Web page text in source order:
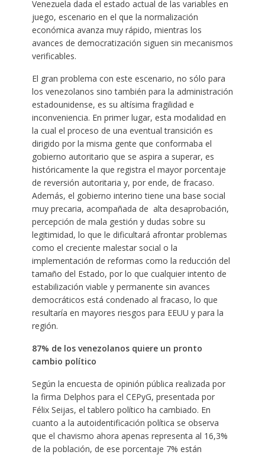
Venezuela dada el estado actual de las variables en
juego, escenario en el que la normalización
económica avanza muy rápido, mientras los
avances de democratización siguen sin mecanismos
verificables.
El gran problema con este escenario, no sólo para
los venezolanos sino también para la administración
estadounidense, es su altísima fragilidad e
inconveniencia. En primer lugar, esta modalidad en
la cual el proceso de una eventual transición es
dirigido por la misma gente que conformaba el
gobierno autoritario que se aspira a superar, es
históricamente la que registra el mayor porcentaje
de reversión autoritaria y, por ende, de fracaso.
Además, el gobierno interino tiene una base social
muy precaria, acompañada de alta desaprobación,
percepción de mala gestión y dudas sobre su
legitimidad, lo que le dificultará afrontar problemas
como el creciente malestar social o la
implementación de reformas como la reducción del
tamaño del Estado, por lo que cualquier intento de
estabilización viable y permanente sin avances
democráticos está condenado al fracaso, lo que
resultaría en mayores riesgos para EEUU y para la
región.
87% de los venezolanos quiere un pronto
cambio político
Según la encuesta de opinión pública realizada por
la firma Delphos para el CEPyG, presentada por
Félix Seijas, el tablero político ha cambiado. En
cuanto a la autoidentificación política se observa
que el chavismo ahora apenas representa al 16,3%
de la población, de ese porcentaje 7% están